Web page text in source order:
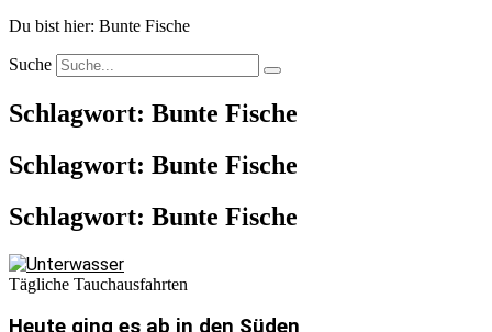
Du bist hier: Bunte Fische
Suche
Schlagwort: Bunte Fische
Schlagwort: Bunte Fische
Schlagwort: Bunte Fische
Tägliche Tauchausfahrten
Heute ging es ab in den Süden